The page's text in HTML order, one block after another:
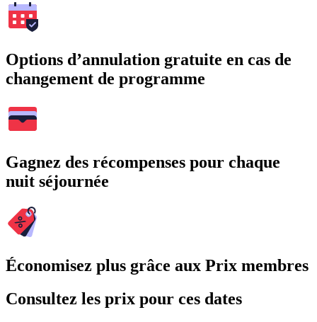
Options d’annulation gratuite en cas de
changement de programme
Gagnez des récompenses pour chaque
nuit séjournée
Économisez plus grâce aux Prix membres
Consultez les prix pour ces dates